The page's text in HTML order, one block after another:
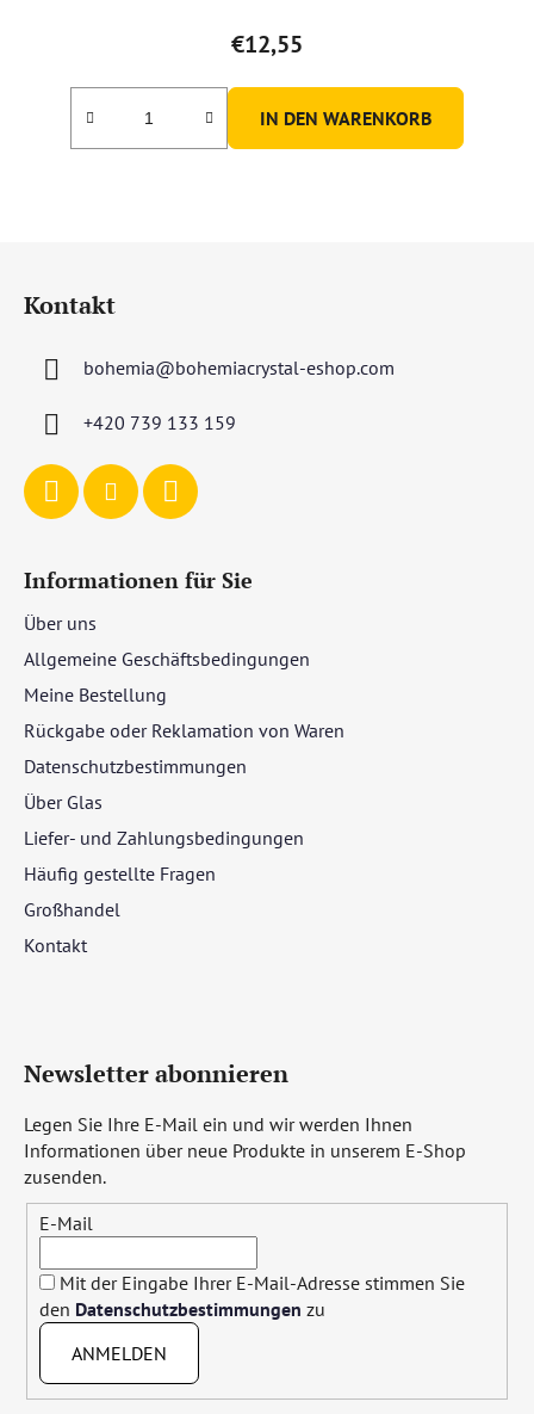
€12,55
IN DEN WARENKORB
Kontakt
bohemia@bohemiacrystal-eshop.com
+420 739 133 159
Informationen für Sie
Über uns
Allgemeine Geschäftsbedingungen
Meine Bestellung
Rückgabe oder Reklamation von Waren
Datenschutzbestimmungen
Über Glas
Liefer- und Zahlungsbedingungen
Häufig gestellte Fragen
Großhandel
Kontakt
Newsletter abonnieren
Legen Sie Ihre E-Mail ein und wir werden Ihnen
Informationen über neue Produkte in unserem E-Shop
zusenden.
E-Mail
Mit der Eingabe Ihrer E-Mail-Adresse stimmen Sie
den Datenschutzbestimmungen zu
ANMELDEN